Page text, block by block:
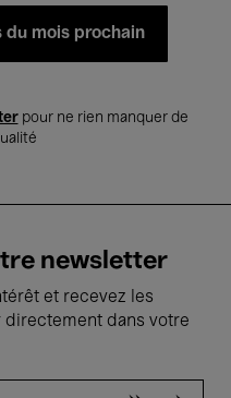
du mois prochain
pour ne rien manquer de
newsletter
et recevez les
directement dans votre